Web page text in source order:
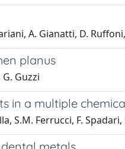
A. Gianatti, D.
planus
Guzzi
in a multiple
S.M. Ferrucci, F.